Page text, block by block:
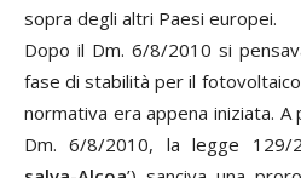
sopra degli altri Paesi europei.
Dopo il Dm. 6/8/2010 si
fase di stabilità per il
normativa era appena iniziata. A
Dm. 6/8/2010, la legge 129/